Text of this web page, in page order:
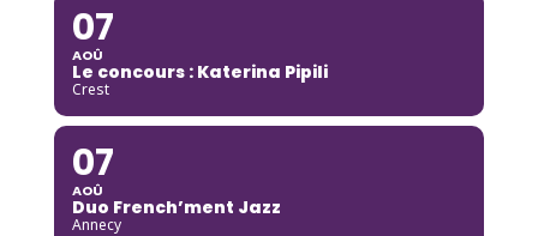
07
AOÛ
Le concours : Katerina Pipili
Crest
07
AOÛ
Duo French’ment Jazz
Annecy